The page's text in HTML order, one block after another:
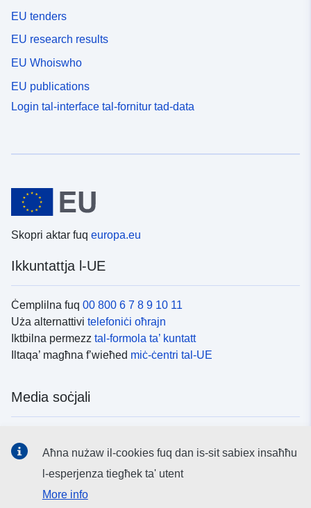
EU tenders
EU research results
EU Whoiswho
EU publications
Login tal-interface tal-fornitur tad-data
Skopri aktar fuq europa.eu
Ikkuntattja l-UE
Ċemplilna fuq 00 800 6 7 8 9 10 11
Uża alternattivi telefoniċi oħrajn
Iktbilna permezz tal-formola ta’ kuntatt
Iltaqa’ magħna f’wieħed miċ-ċentri tal-UE
Media soċjali
L-istituzzjonijiet u l-korpi tal-UE
Aħna nużaw il-cookies fuq dan is-sit sabiex insaħħu
l-esperjenza tiegħek ta' utent
More info